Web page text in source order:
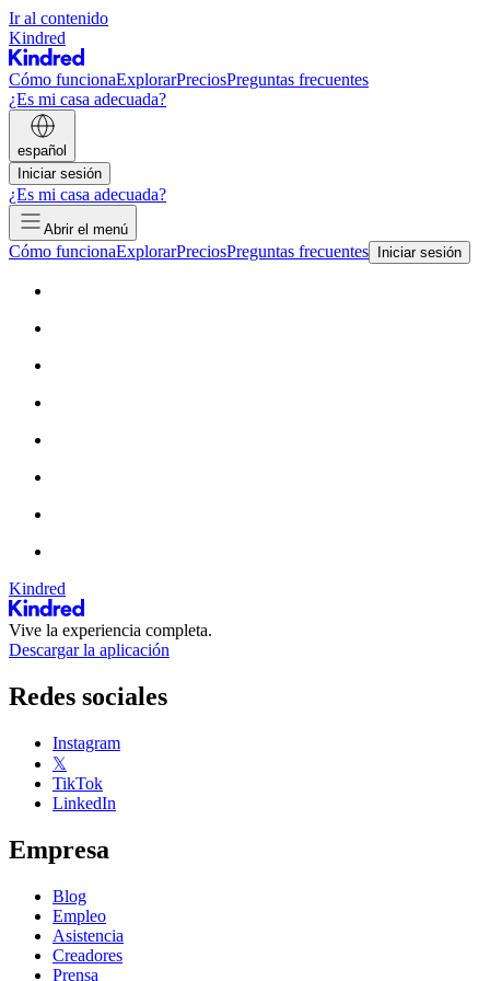
Ir al contenido
Kindred
Cómo funcionaExplorarPreciosPreguntas frecuentes
¿Es mi casa adecuada?
español
Iniciar sesión
¿Es mi casa adecuada?
Abrir el menú
Cómo funcionaExplorarPreciosPreguntas frecuentes Iniciar sesión
Kindred
Vive la experiencia completa.
Descargar la aplicación
Redes sociales
Instagram
𝕏
TikTok
LinkedIn
Empresa
Blog
Empleo
Asistencia
Creadores
Prensa